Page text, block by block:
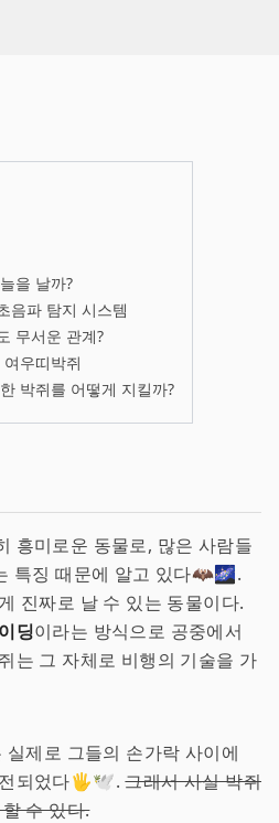
을 날까?
음파 탐지 시스템
무서운 관계?
우띠박쥐
박쥐를 어떻게 지킬까?
흥미로운 동물로, 많은 사람들
특징 때문에 알고 있다🦇🌌.
진짜로 날 수 있는 동물이다.
딩이라는 방식으로 공중에서
는 그 자체로 비행의 기술을 가
제로 그들의 손가락 사이에
전되었다🖐🕊.그래서 사실 박쥐
수 있다.